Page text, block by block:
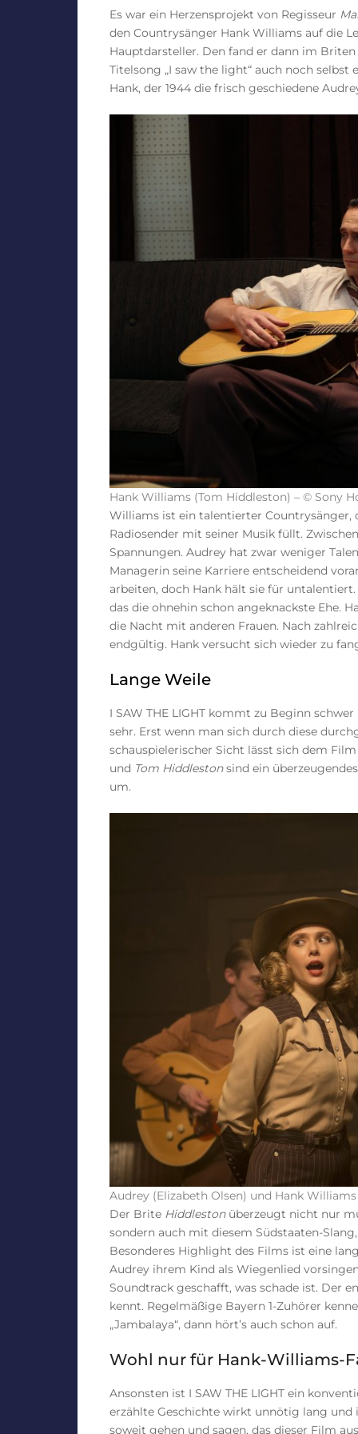
Es war ein Herzensprojekt von Regisseur
den Countrysänger Hank Williams auf die
Hauptdarsteller. Den fand er dann im Briten
Titelsong „I saw the light“ auch noch
Hank, der 1944 die frisch geschiedene
Hank Williams (Tom Hiddleston) – © Sony
Williams ist ein talentierter Countrysänger,
Radiosender mit seiner Musik füllt.
Spannungen. Audrey hat zwar weniger
Managerin seine Karriere entscheidend
arbeiten, doch Hank hält sie für
das die ohnehin schon angeknackste Ehe.
die Nacht mit anderen Frauen. Nach
endgültig. Hank versucht sich wieder zu
Lange Weile
I SAW THE LIGHT kommt zu Beginn
sehr. Erst wenn man sich durch diese
schauspielerischer Sicht lässt sich dem
und Tom Hiddlestonsind ein
um.
Audrey (Elizabeth Olsen) und Hank
Der Brite Hiddlestonüberzeugt nicht nur
sondern auch mit diesem Südstaaten-
Besonderes Highlight des Films ist eine
Audrey ihrem Kind als Wiegenlied
Soundtrack geschafft, was schade ist. Der
kennt. Regelmäßige Bayern 1-Zuhörer
„Jambalaya“, dann hört’s auch schon auf.
Wohl nur für Hank-Williams-
Ansonsten ist I SAW THE LIGHT ein
erzählte Geschichte wirkt unnötig lang
soweit gehen und sagen, das dieser Film